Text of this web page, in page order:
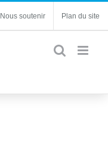
Nous soutenir Plan du site